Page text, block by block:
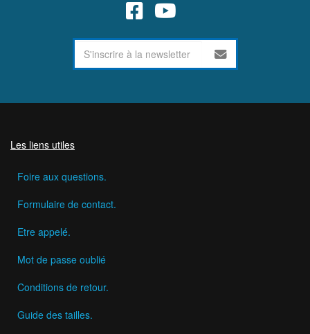
Les liens utiles
Foire aux questions.
Formulaire de contact.
Etre appelé.
Mot de passe oublié
Conditions de retour.
Guide des tailles.